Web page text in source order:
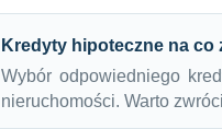
Kredyty hipoteczne na co
Wybór odpowiedniego
nieruchomości. Warto